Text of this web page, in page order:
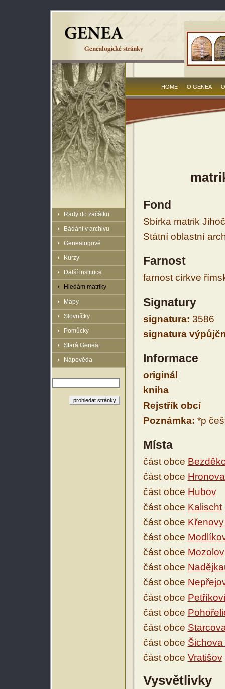
Rady do začátku
Bádání v archivu
Genealogové
Kurzy
Další instituce
Hledám matriky
Mapy
Slovníčky
Pomůcky
Stará Genea
Nápověda
HOME O GENEA
Fond
Sbírka matrik
Státní oblastní
Farnost
farnost církve
Signatury
signatura: 3586
signatura
Informace
originál
kniha
Rejstřík obcí
Poznámka: *p
Místa
část obce
část obce
část obce Hubov
část obce Kalischt
část obce
část obce
část obce Mozolov
část obce
část obce
část obce
část obce
část obce
část obce
část obce Vratišov
Vysvětlivky